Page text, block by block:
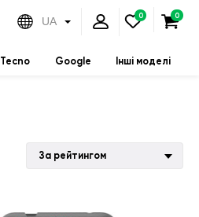
UA
Tecno Google Інші моделі
За рейтингом